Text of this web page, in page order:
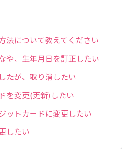
法について教えてください
や、生年月日を訂正したい
たが、取り消したい
を変更(更新)したい
ットカードに変更したい
したい